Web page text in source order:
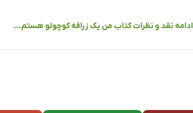
ادامه نقد و نظرات کتاب من یک زرافه کوچولو هستم...